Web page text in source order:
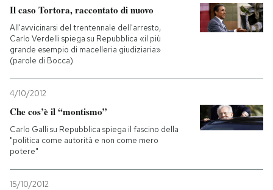
Il caso Tortora, raccontato di nuovo
All'avvicinarsi del trentennale dell'arresto,
Carlo Verdelli spiega su Repubblica «il più
grande esempio di macelleria giudiziaria»
(parole di Bocca)
4/10/2012
Che cos’è il “montismo”
Carlo Galli su Repubblica spiega il fascino della
"politica come autorità e non come mero
potere"
15/10/2012